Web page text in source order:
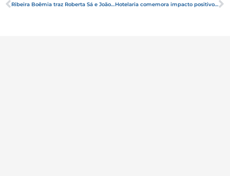
Ribeira Boêmia traz Roberta Sá e João Cavalcanti em especial de fim de ano Hotelaria comemora impacto positivo dos Jogos Escolares da Juventude